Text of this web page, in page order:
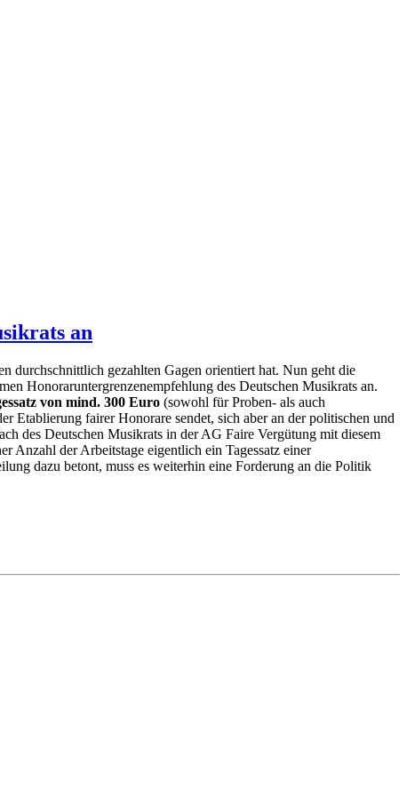
an
durchschnittlich gezahlten Gagen orientiert hat. Nun geht die
Honoraruntergrenzenempfehlung des Deutschen Musikrats an.
von mind. 300 Euro (sowohl für Proben- als auch
Etablierung fairer Honorare sendet, sich aber an der politischen und
des Deutschen Musikrats in der AG Faire Vergütung mit diesem
Anzahl der Arbeitstage eigentlich ein Tagessatz einer
dazu betont, muss es weiterhin eine Forderung an die Politik